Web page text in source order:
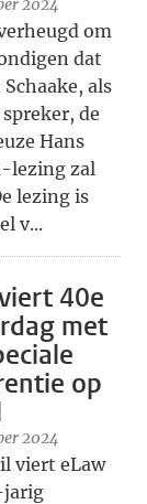
2024
om
dat
als
de
Hans
lezing zal
lezing is
v...
40e
met
op
2024
viert eLaw
jarig